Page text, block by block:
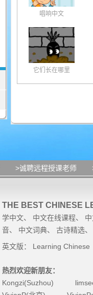
唱响中文
它们长在哪里
>诚聘远程授课老师
THE BEST CHINESE
学中文、 中文在线课程、
音、 中文词典、 古诗精选
英文版： Learning Chinese
热烈欢迎新朋友：
Kongzi(Suzhou)